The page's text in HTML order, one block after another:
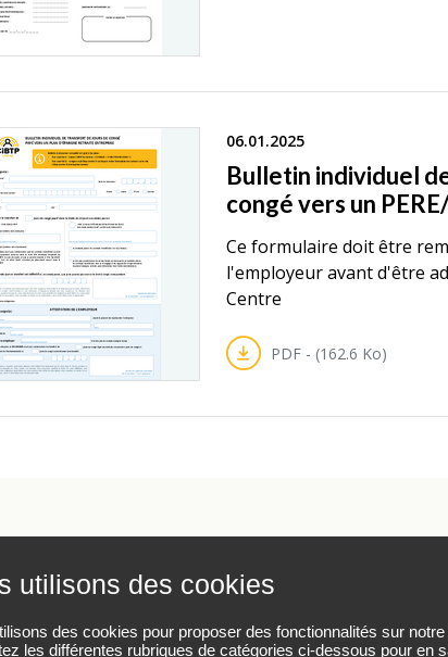
utilisons des cookies
des cookies pour proposer des fonctionnalités sur
les différentes rubriques de catégories ci-dessous pour
06.01.2025
Bulletin individuel
congé vers un
Ce formulaire doit être
l'employeur avant d'être
Centre
PDF - (162.6 Ko)
légales Protection des données personnelles Plan